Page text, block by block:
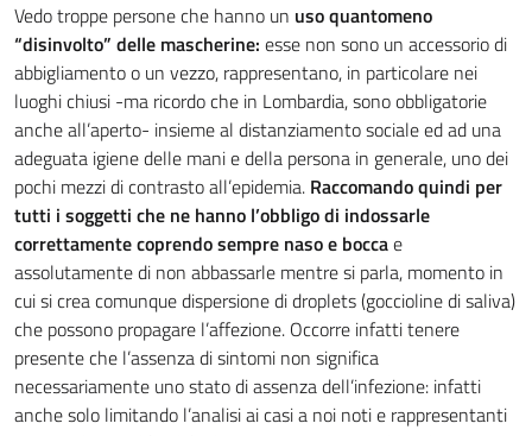
Vedo troppe persone che hanno un uso quantomeno
“disinvolto” delle mascherine: esse non sono un accessorio di
abbigliamento o un vezzo, rappresentano, in particolare nei
luoghi chiusi -ma ricordo che in Lombardia, sono obbligatorie
anche all’aperto- insieme al distanziamento sociale ed ad una
adeguata igiene delle mani e della persona in generale, uno dei
pochi mezzi di contrasto all’epidemia. Raccomando quindi per
tutti i soggetti che ne hanno l’obbligo di indossarle
correttamente coprendo sempre naso e boccae
assolutamente di non abbassarle mentre si parla, momento in
cui si crea comunque dispersione di droplets (goccioline di saliva)
che possono propagare l’affezione. Occorre infatti tenere
presente che l’assenza di sintomi non significa
necessariamente uno stato di assenza dell’infezione: infatti
anche solo limitando l’analisi ai casi a noi noti e rappresentanti